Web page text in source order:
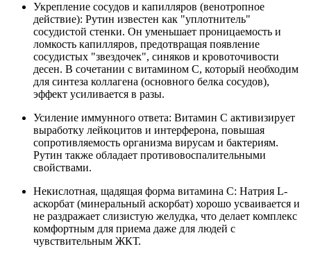
Укрепление сосудов и капилляров (венотропное
действие): Рутин известен как "уплотнитель"
сосудистой стенки. Он уменьшает проницаемость и
ломкость капилляров, предотвращая появление
сосудистых "звездочек", синяков и кровоточивости
десен. В сочетании с витамином С, который необходим
для синтеза коллагена (основного белка сосудов),
эффект усиливается в разы.
Усиление иммунного ответа: Витамин С активизирует
выработку лейкоцитов и интерферона, повышая
сопротивляемость организма вирусам и бактериям.
Рутин также обладает противовоспалительными
свойствами.
Некислотная, щадящая форма витамина С: Натрия L-
аскорбат (минеральный аскорбат) хорошо усваивается и
не раздражает слизистую желудка, что делает комплекс
комфортным для приема даже для людей с
чувствительным ЖКТ.